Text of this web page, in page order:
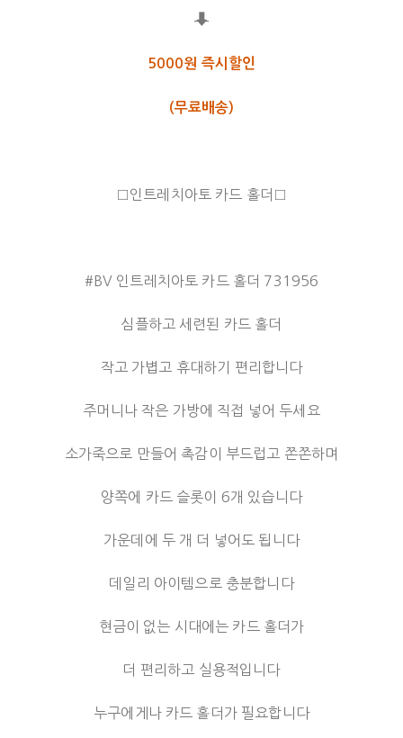
⬇
5000원 즉시할인
(무료배송)
□인트레치아토 카드 홀더□
#BV 인트레치아토 카드 홀더 731956
심플하고 세련된 카드 홀더
작고 가볍고 휴대하기 편리합니다
주머니나 작은 가방에 직접 넣어 두세요
소가죽으로 만들어 촉감이 부드럽고 쫀쫀하며
양쪽에 카드 슬롯이 6개 있습니다
가운데에 두 개 더 넣어도 됩니다
데일리 아이템으로 충분합니다
현금이 없는 시대에는 카드 홀더가
더 편리하고 실용적입니다
누구에게나 카드 홀더가 필요합니다